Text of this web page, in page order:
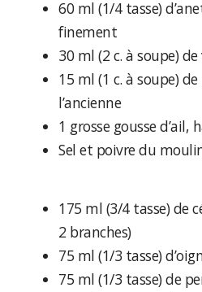
60 ml (1/4 tasse)
finement
30 ml (2 c. à soupe)
15 ml (1 c. à soupe)
l’ancienne
1 grosse gousse d’ail,
Sel et poivre du
175 ml (3/4 tasse) de
2 branches)
75 ml (1/3 tasse)
75 ml (1/3 tasse) de